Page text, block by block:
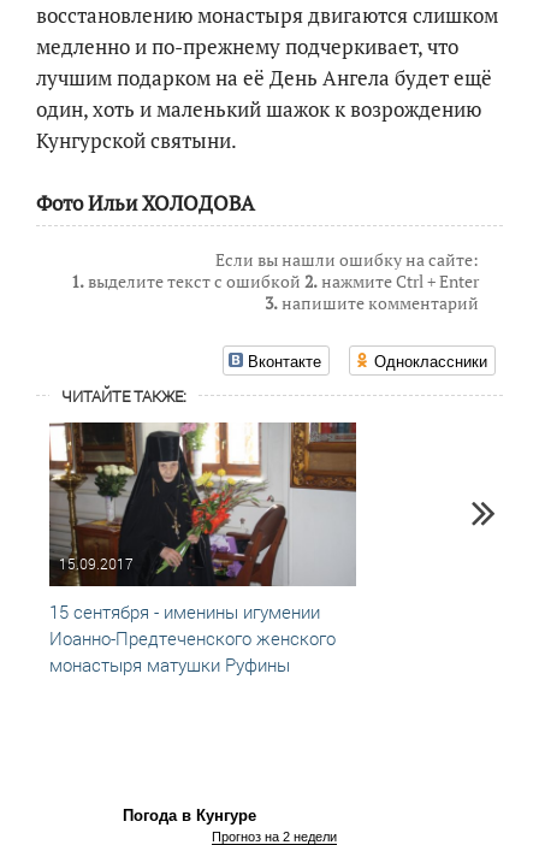
восстановлению монастыря двигаются слишком
медленно и по-прежнему подчеркивает, что
лучшим подарком на её День Ангела будет ещё
один, хоть и маленький шажок к возрождению
Кунгурской святыни.
Фото Ильи ХОЛОДОВА
Если вы нашли ошибку на сайте:
1.выделите текст с ошибкой 2.нажмите Ctrl + Enter
3.напишите комментарий
Вконтакте Одноклассники
ЧИТАЙТЕ ТАКЖЕ:
15.09.2017
15 сентября - именины игумении
Иоанно-Предтеченского женского
монастыря матушки Руфины
Погода в Кунгуре
Прогноз на 2 недели